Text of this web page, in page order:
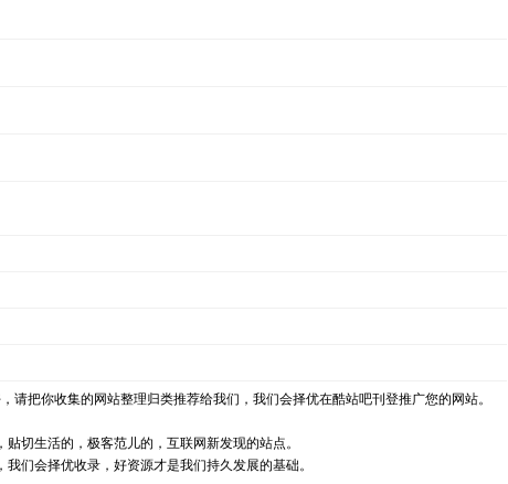
请把你收集的网站整理归类推荐给我们，我们会择优在酷站吧刊登推广您的网站。
切生活的，极客范儿的，互联网新发现的站点。
们会择优收录，好资源才是我们持久发展的基础。